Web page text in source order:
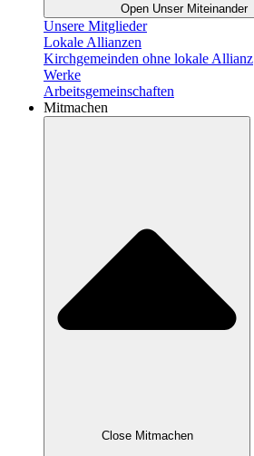
Open Unser Miteinander
Unsere Mitglieder
Lokale Allianzen
Kirchgemeinden ohne lokale Allianz
Werke
Arbeitsgemeinschaften
Mitmachen
Close Mitmachen